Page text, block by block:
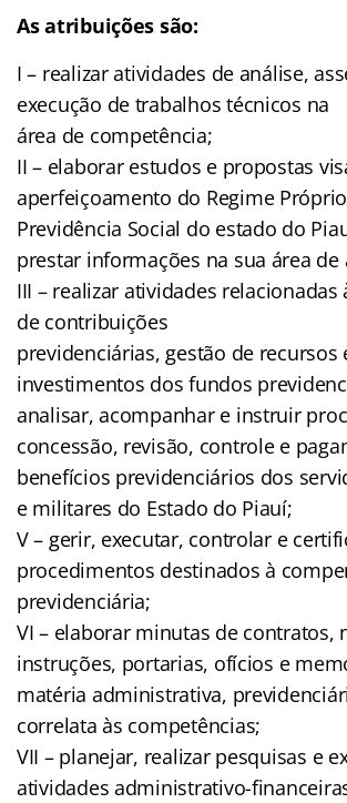
As atribuições são:
I – realizar atividades de análise,
execução de trabalhos técnicos na
área de competência;
II – elaborar estudos e propostas
aperfeiçoamento do Regime
Previdência Social do estado do
prestar informações na sua área de
III – realizar atividades relacionadas
de contribuições
previdenciárias, gestão de recursos
investimentos dos fundos
analisar, acompanhar e instruir
concessão, revisão, controle e
benefícios previdenciários dos
e militares do Estado do Piauí;
V – gerir, executar, controlar e
procedimentos destinados à
previdenciária;
VI – elaborar minutas de contratos,
instruções, portarias, ofícios e
matéria administrativa,
correlata às competências;
VII – planejar, realizar pesquisas e
atividades administrativo-